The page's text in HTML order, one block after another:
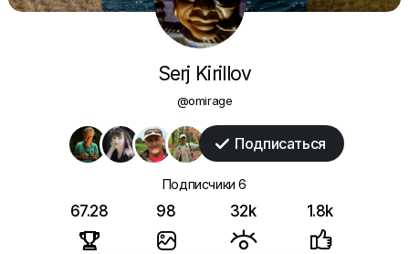
Serj Kirillov
@omirage
 Подписаться
Подписчики6
67.28

98

32k

1.8k
